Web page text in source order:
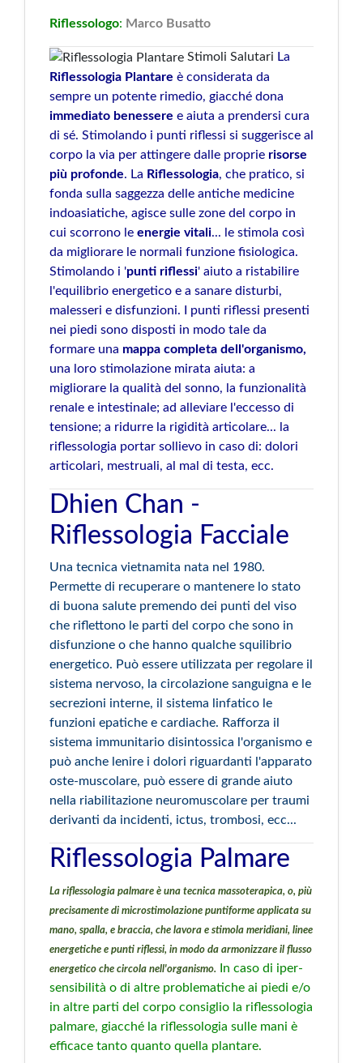
Riflessologo: Marco Busatto
Stimoli Salutari La
Riflessologia Plantare è considerata da
sempre un potente rimedio, giacché dona
immediato benessere e aiuta a prendersi cura
di sé. Stimolando i punti riflessi si suggerisce al
corpo la via per attingere dalle proprie risorse
più profonde. La Riflessologia, che pratico, si
fonda sulla saggezza delle antiche medicine
indoasiatiche, agisce sulle zone del corpo in
cui scorrono le energie vitali... le stimola così
da migliorare le normali funzione fisiologica.
Stimolando i 'punti riflessi' aiuto a ristabilire
l'equilibrio energetico e a sanare disturbi,
malesseri e disfunzioni. I punti riflessi presenti
nei piedi sono disposti in modo tale da
formare una mappa completa dell'organismo,
una loro stimolazione mirata aiuta: a
migliorare la qualità del sonno, la funzionalità
renale e intestinale; ad alleviare l'eccesso di
tensione; a ridurre la rigidità articolare... la
riflessologia portar sollievo in caso di: dolori
articolari, mestruali, al mal di testa, ecc.
Dhien Chan -
Riflessologia Facciale
Una tecnica vietnamita nata nel 1980.
Permette di recuperare o mantenere lo stato
di buona salute premendo dei punti del viso
che riflettono le parti del corpo che sono in
disfunzione o che hanno qualche squilibrio
energetico. Può essere utilizzata per regolare il
sistema nervoso, la circolazione sanguigna e le
secrezioni interne, il sistema linfatico le
funzioni epatiche e cardiache. Rafforza il
sistema immunitario disintossica l'organismo e
può anche lenire i dolori riguardanti l'apparato
oste-muscolare, può essere di grande aiuto
nella riabilitazione neuromuscolare per traumi
derivanti da incidenti, ictus, trombosi, ecc...
Riflessologia Palmare
La riflessologia palmare è una tecnica massoterapica, o, più
precisamente di microstimolazione puntiforme applicata su
mano, spalla, e braccia, che lavora e stimola meridiani, linee
energetiche e punti riflessi, in modo da armonizzare il flusso
energetico che circola nell'organismo.
In caso di iper-
sensibilità o di altre problematiche ai piedi e/o
in altre parti del corpo consiglio la riflessologia
palmare, giacché la riflessologia sulle mani è
efficace tanto quanto quella plantare.